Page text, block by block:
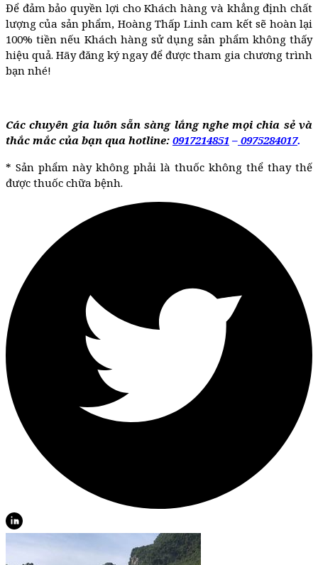
Để đảm bảo quyền lợi cho Khách hàng và khẳng định chất
lượng của sản phẩm, Hoàng Thấp Linh cam kết sẽ hoàn lại
100% tiền nếu Khách hàng sử dụng sản phẩm không thấy
hiệu quả. Hãy đăng ký ngay để được tham gia chương trình
bạn nhé!
Các chuyên gia luôn sẵn sàng lắng nghe mọi chia sẻ và
thắc mắc của bạn qua hotline: 0917214851 – 0975284017.
* Sản phẩm này không phải là thuốc không thể thay thế
được thuốc chữa bệnh.